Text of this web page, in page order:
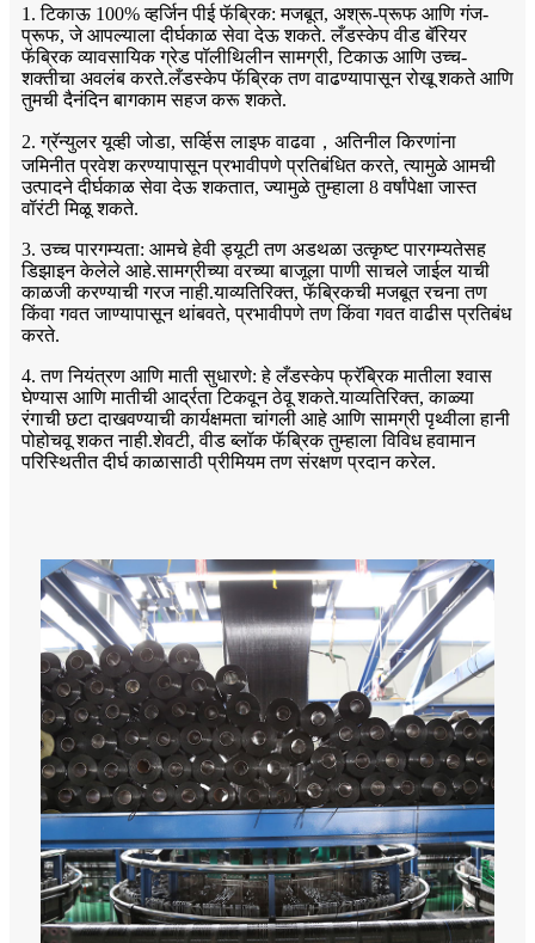
1. टिकाऊ 100% व्हर्जिन पीई फॅब्रिक: मजबूत, अश्रू-प्रूफ आणि गंज-
प्रूफ, जे आपल्याला दीर्घकाळ सेवा देऊ शकते. लँडस्केप वीड बॅरियर
फॅब्रिक व्यावसायिक ग्रेड पॉलीथिलीन सामग्री, टिकाऊ आणि उच्च-
शक्तीचा अवलंब करते.लँडस्केप फॅब्रिक तण वाढण्यापासून रोखू शकते आणि
तुमची दैनंदिन बागकाम सहज करू शकते.
2. ग्रॅन्युलर यूव्ही जोडा, सर्व्हिस लाइफ वाढवा，अतिनील किरणांना
जमिनीत प्रवेश करण्यापासून प्रभावीपणे प्रतिबंधित करते, त्यामुळे आमची
उत्पादने दीर्घकाळ सेवा देऊ शकतात, ज्यामुळे तुम्हाला 8 वर्षांपेक्षा जास्त
वॉरंटी मिळू शकते.
3. उच्च पारगम्यता: आमचे हेवी ड्यूटी तण अडथळा उत्कृष्ट पारगम्यतेसह
डिझाइन केलेले आहे.सामग्रीच्या वरच्या बाजूला पाणी साचले जाईल याची
काळजी करण्याची गरज नाही.याव्यतिरिक्त, फॅब्रिकची मजबूत रचना तण
किंवा गवत जाण्यापासून थांबवते, प्रभावीपणे तण किंवा गवत वाढीस प्रतिबंध
करते.
4. तण नियंत्रण आणि माती सुधारणे: हे लँडस्केप फ्रॅब्रिक मातीला श्वास
घेण्यास आणि मातीची आर्द्रता टिकवून ठेवू शकते.याव्यतिरिक्त, काळ्या
रंगाची छटा दाखवण्याची कार्यक्षमता चांगली आहे आणि सामग्री पृथ्वीला हानी
पोहोचवू शकत नाही.शेवटी, वीड ब्लॉक फॅब्रिक तुम्हाला विविध हवामान
परिस्थितीत दीर्घ काळासाठी प्रीमियम तण संरक्षण प्रदान करेल.